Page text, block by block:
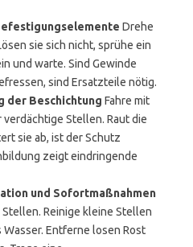
Drehe
sie sich nicht, sprühe ein
und warte. Sind Gewinde
sind Ersatzteile nötig.
der Beschichtung Fahre mit
Stellen. Raut die
sie ab, ist der Schutz
zeigt eindringende
und Sofortmaßnahmen
Reinige kleine Stellen
Entferne losen Rost